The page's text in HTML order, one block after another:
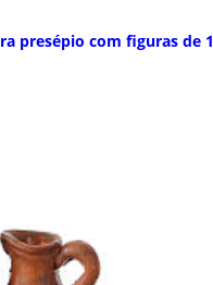
presépio com figuras de